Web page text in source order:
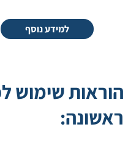
למידע נוסף
הוראות שימוש
ראשונה: